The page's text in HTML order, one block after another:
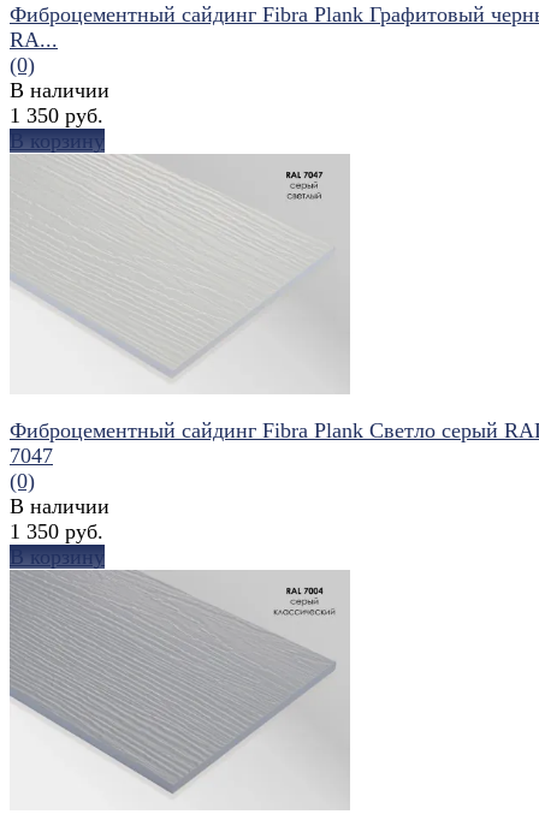
избранное сравнить
Фиброцементный сайдинг Fibra Plank Графитовый
RA...
(0)
В наличии
1 350 руб.
В корзину
избранное сравнить
Фиброцементный сайдинг Fibra Plank Светло серый
7047
(0)
В наличии
1 350 руб.
В корзину